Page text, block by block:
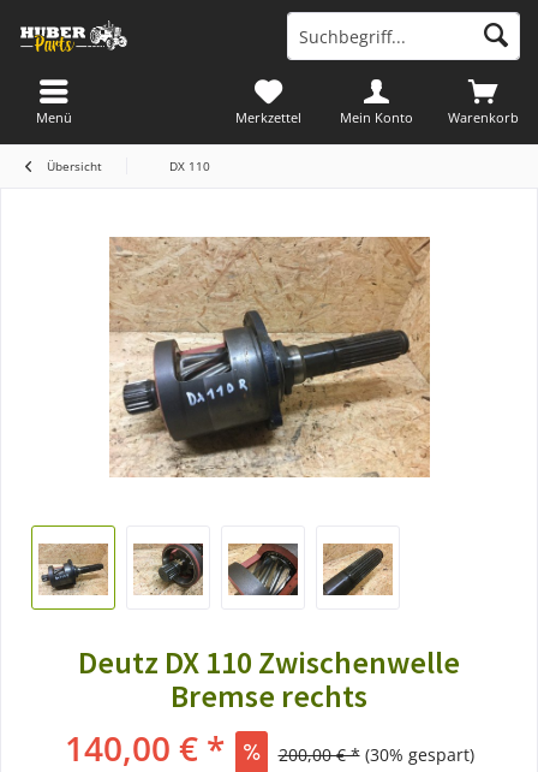
Warenkorb
Merkzettel Mein Konto
Menü
Übersicht DX 110
Deutz DX 110 Zwischenwelle
Bremse rechts
140,00 € * 200,00 € * (30% gespart)